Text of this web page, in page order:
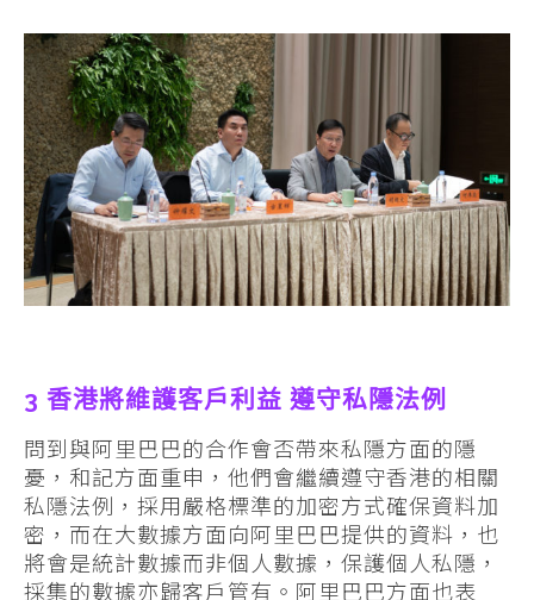
3 香港將維護客戶利益 遵守私隱法例
問到與阿里巴巴的合作會否帶來私隱方面的隱
憂，和記方面重申，他們會繼續遵守香港的相關
私隱法例，採用嚴格標準的加密方式確保資料加
密，而在大數據方面向阿里巴巴提供的資料，也
將會是統計數據而非個人數據，保護個人私隱，
採集的數據亦歸客戶管有。阿里巴巴方面也表